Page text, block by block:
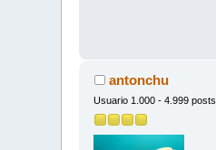
antonchu
Usuario 1.000 - 4.999 posts